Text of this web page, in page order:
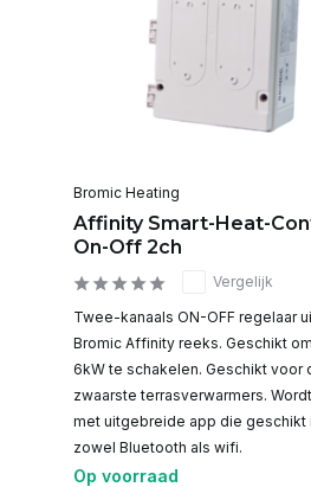
Bromic Heating
Affinity Smart-Heat-
On-Off 2ch
Vergelijk
Twee-kanaals ON-OFF regelaar
Bromic Affinity reeks. Geschikt
6kW te schakelen. Geschikt voor
zwaarste terrasverwarmers.
met uitgebreide app die geschikt
zowel Bluetooth als wifi.
Op voorraad